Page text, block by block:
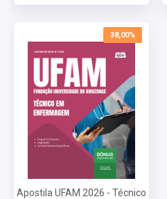
38,00%
Apostila UFAM 2026 - Técnico